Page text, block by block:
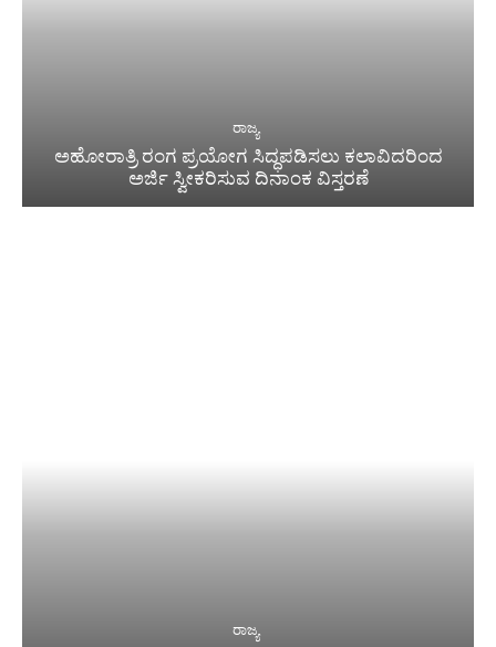
ರಾಜ್ಯ
ಅಹೋರಾತ್ರಿ ರಂಗ ಪ್ರಯೋಗ ಸಿದ್ಧಪಡಿಸಲು ಕಲಾವಿದರಿಂದ
ಅರ್ಜಿ ಸ್ವೀಕರಿಸುವ ದಿನಾಂಕ ವಿಸ್ತರಣೆ
ರಾಜ್ಯ